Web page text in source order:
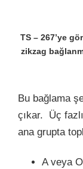
TS – 267’ye
zikzag
Bu bağlama
çıkar. Üç
ana grupta
A veya